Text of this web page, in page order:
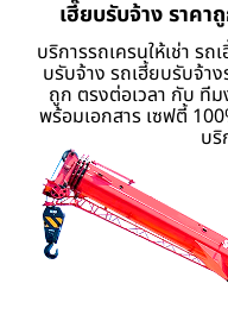
เฮี๊ยบรับจ้าง ราค
บริการรถเครนให้เช่า ร
บรับจ้าง รถเฮี้ยบรับจ้า
ถูก ตรงต่อเวลา กับ ที
พร้อมเอกสาร เซฟตี้
บริ